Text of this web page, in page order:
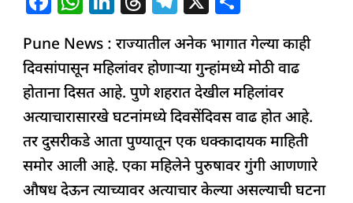
c
e
b
o
o
k
at
s
A
p
p
k
e
dI
n
h
re
a
d
s
el
e
g
ra
m
h
ar
e
Pune News : राज्यातील अनेक भागात गेल्या काही
दिवसांपासून महिलांवर होणाऱ्या गुन्हांमध्ये मोठी वाढ
होताना दिसत आहे. पुणे शहरात देखील महिलांवर
अत्याचारासारखे घटनांमध्ये दिवसेंदिवस वाढ होत आहे.
तर दुसरीकडे आता पुण्यातून एक धक्कादायक माहिती
समोर आली आहे. एका महिलेने पुरुषावर गुंगी आणणारे
औषध देऊन त्याच्यावर अत्याचार केल्या असल्याची घटना
तरुणावर
अत्याचार;
पुण्यात
महिलेवर
गुन्हा
दाखल